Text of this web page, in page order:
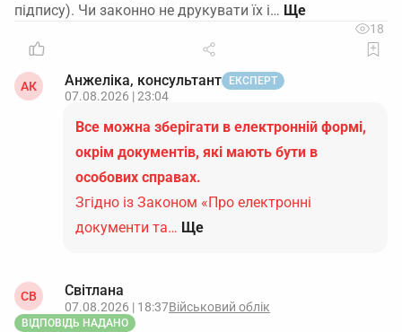
підпису). Чи законно не друкувати їх і…
18
АК Анжеліка, консультант ЕКСПЕРТ
07.08.2026 | 23:04
Все можна зберігати в електронній формі,
окрім документів, які мають бути в
особових справах.
Згідно із Законом «Про електронні
документи та… Ще
СВ Світлана
07.08.2026 | 18:37Військовий облік
ВІДПОВІДЬ НАДАНО